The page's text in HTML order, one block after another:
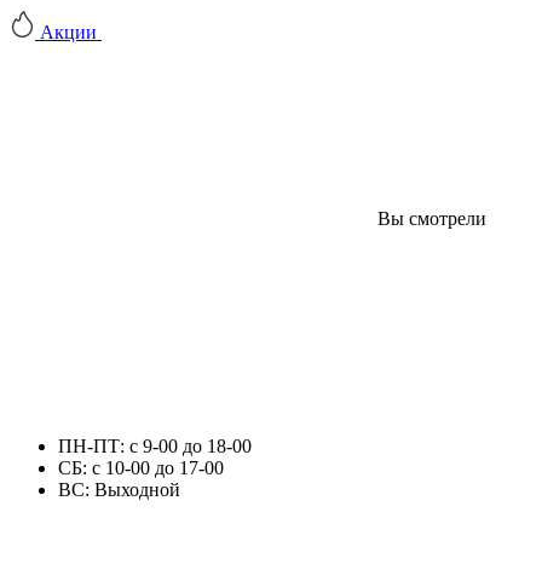
Акции
Вы смотрели
ПН-ПТ: с 9-00 до 18-00
СБ: с 10-00 до 17-00
ВС: Выходной